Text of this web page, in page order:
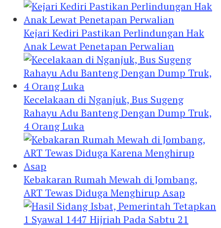
Kejari Kediri Pastikan Perlindungan Hak
Anak Lewat Penetapan Perwalian
Kecelakaan di Nganjuk, Bus Sugeng
Rahayu Adu Banteng Dengan Dump Truk,
4 Orang Luka
Kebakaran Rumah Mewah di Jombang,
ART Tewas Diduga Menghirup Asap